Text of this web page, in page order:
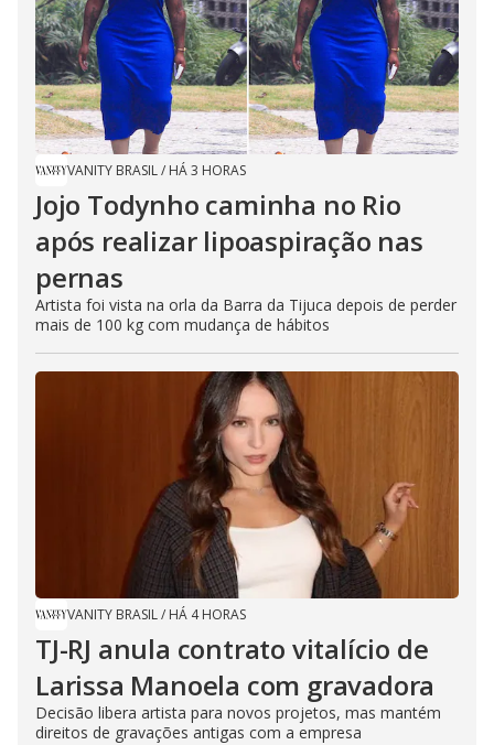
VANITY BRASIL/ HÁ 3 HORAS
Jojo Todynho caminha no Rio
após realizar lipoaspiração nas
pernas
Artista foi vista na orla da Barra da Tijuca depois de perder
mais de 100 kg com mudança de hábitos
VANITY BRASIL/ HÁ 4 HORAS
TJ-RJ anula contrato vitalício de
Larissa Manoela com gravadora
Decisão libera artista para novos projetos, mas mantém
direitos de gravações antigas com a empresa